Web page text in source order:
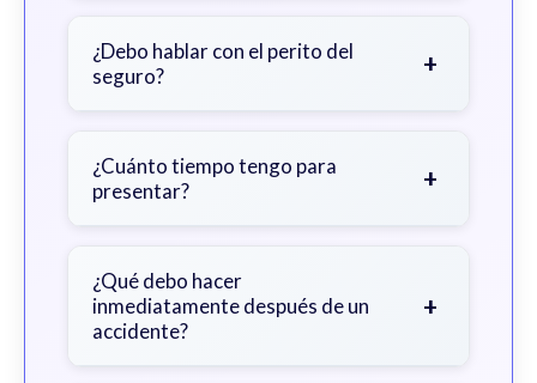
gravedad de sus lesiones, facturas
médicas, tiempo fuera del trabajo y
¿Debo hablar con el perito del
seguro?
+
primero con un abogado para evitar
declaraciones que perjudiquen su
¿Cuánto tiempo tengo para
presentar?
+
con excepciones. Consulte para
obtener orientación específica.
¿Qué debo hacer
inmediatamente después de un
accidente?
+